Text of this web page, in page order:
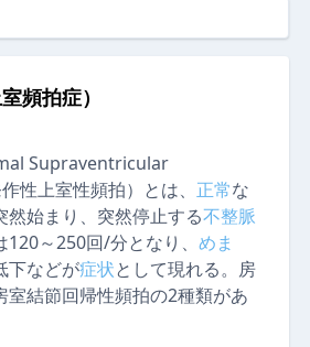
頻拍症）
Supraventricular
性上室性頻拍）とは、 正常な
然始まり、突然停止する不整脈
～250回/分となり、 めま
下などが症状として現れる。房
室結節回帰性頻拍の2種類があ